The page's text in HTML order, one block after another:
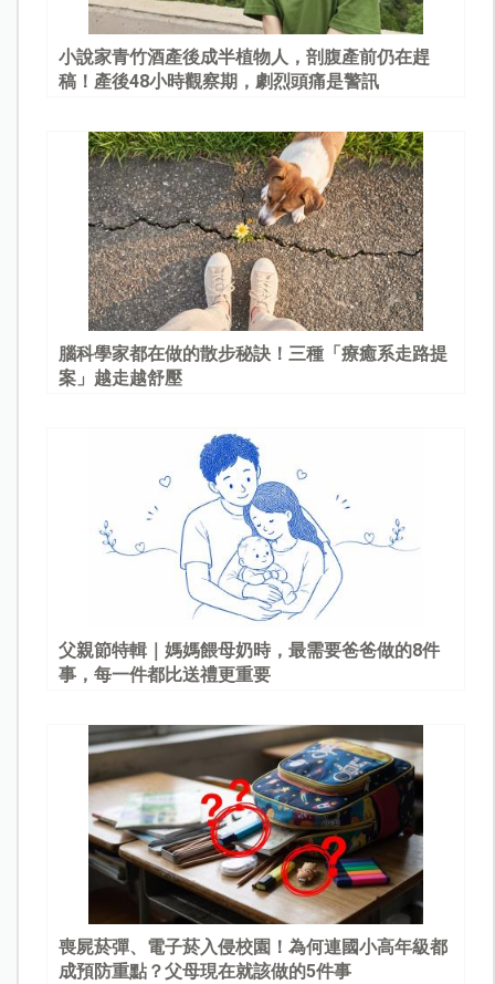
小說家青竹酒產後成半植物人，剖腹產前仍在趕
稿！產後48小時觀察期，劇烈頭痛是警訊
腦科學家都在做的散步秘訣！三種「療癒系走路提
案」越走越舒壓
父親節特輯｜媽媽餵母奶時，最需要爸爸做的8件
事，每一件都比送禮更重要
喪屍菸彈、電子菸入侵校園！為何連國小高年級都
成預防重點？父母現在就該做的5件事